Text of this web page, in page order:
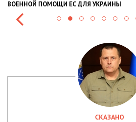
ВОЕННОЙ ПОМОЩИ ЕС ДЛЯ УКРАИНЫ
СКАЗАНО